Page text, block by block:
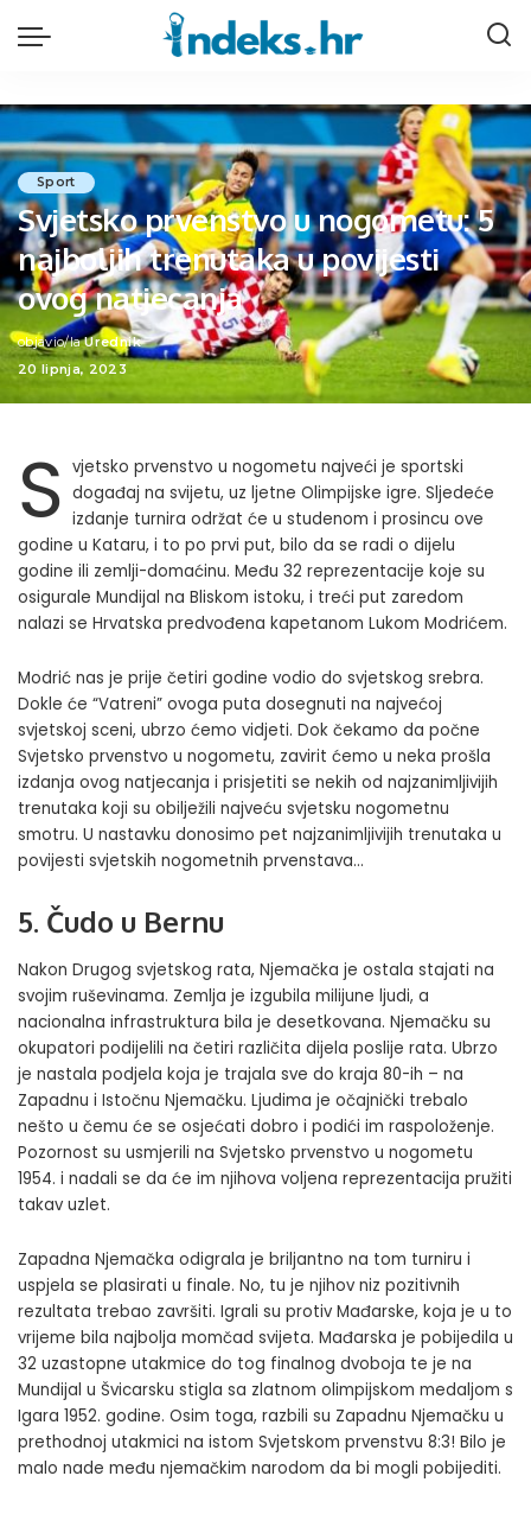
Sport
Svjetsko prvenstvo u nogometu: 5
najboljih trenutaka u povijesti
ovog natjecanja
Posted
by
objavio/la Urednik
20 lipnja, 2023
S vjetsko prvenstvo u nogometu najveći je sportski
događaj na svijetu, uz ljetne Olimpijske igre. Sljedeće
izdanje turnira održat će u studenom i prosincu ove
godine u Kataru, i to po prvi put, bilo da se radi o dijelu
godine ili zemlji-domaćinu. Među 32 reprezentacije koje su
osigurale Mundijal na Bliskom istoku, i treći put zaredom
nalazi se Hrvatska predvođena kapetanom Lukom Modrićem.
Modrić nas je prije četiri godine vodio do svjetskog srebra.
Dokle će “Vatreni” ovoga puta dosegnuti na najvećoj
svjetskoj sceni, ubrzo ćemo vidjeti. Dok čekamo da počne
Svjetsko prvenstvo u nogometu, zavirit ćemo u neka prošla
izdanja ovog natjecanja i prisjetiti se nekih od najzanimljivijih
trenutaka koji su obilježili najveću svjetsku nogometnu
smotru. U nastavku donosimo pet najzanimljivijih trenutaka u
povijesti svjetskih nogometnih prvenstava…
5. Čudo u Bernu
Nakon Drugog svjetskog rata, Njemačka je ostala stajati na
svojim ruševinama. Zemlja je izgubila milijune ljudi, a
nacionalna infrastruktura bila je desetkovana. Njemačku su
okupatori podijelili na četiri različita dijela poslije rata. Ubrzo
je nastala podjela koja je trajala sve do kraja 80-ih – na
Zapadnu i Istočnu Njemačku. Ljudima je očajnički trebalo
nešto u čemu će se osjećati dobro i podići im raspoloženje.
Pozornost su usmjerili na Svjetsko prvenstvo u nogometu
1954. i nadali se da će im njihova voljena reprezentacija pružiti
takav uzlet.
Zapadna Njemačka odigrala je briljantno na tom turniru i
uspjela se plasirati u finale. No, tu je njihov niz pozitivnih
rezultata trebao završiti. Igrali su protiv Mađarske, koja je u to
vrijeme bila najbolja momčad svijeta. Mađarska je pobijedila u
32 uzastopne utakmice do tog finalnog dvoboja te je na
Mundijal u Švicarsku stigla sa zlatnom olimpijskom medaljom s
Igara 1952. godine. Osim toga, razbili su Zapadnu Njemačku u
prethodnoj utakmici na istom Svjetskom prvenstvu 8:3! Bilo je
malo nade među njemačkim narodom da bi mogli pobijediti.